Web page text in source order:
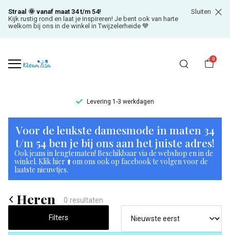
Straal 🌞 vanaf maat 34 t/m 54!
Kijk rustig rond en laat je inspireren! Je bent ook van harte
welkom bij ons in de winkel in Twijzelerheide 💙
Sluiten
0
Levering 1-3 werkdagen
Heren
Klean
&
Sa
Voor de leukste damesmode in maten 34
t/m 54 ben je bij ons aan het juiste adres!
Ook jeans in lengtematen! Beschikbaar via de webshop en in de
winkel. Klik hier ⬆️ om ons ook op facebook te volgen voor de
laatste nieuwtjes.
Heren 0 resultaten
Filters